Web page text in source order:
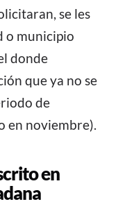
se les
o municipio
donde
que ya no se
de
en noviembre).
en